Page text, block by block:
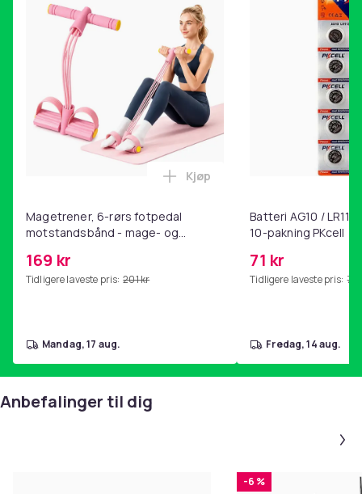
Pakken inkluderer:
Oppbevaringspose x1
Vekt, gram
Artikkel nr.
f95c7c8d-3703-5884-baa6-e391884e92a8
Produktsikkerhetsinformasjon
Magetrener, 6-rørs fotpedal
motstandsbånd - mage- og
hjemmegymnastikk Pink
169 kr
Tidligere laveste pris: 201 kr
Legg Magetrener, 6-rørs
Kjøp
mandag, 17 aug.
Batteri AG10 /
10-pakning PKcell
71 kr
Tidligere laveste pris: 76
fredag, 14 aug.
Anbefalinger til dig
-6 %